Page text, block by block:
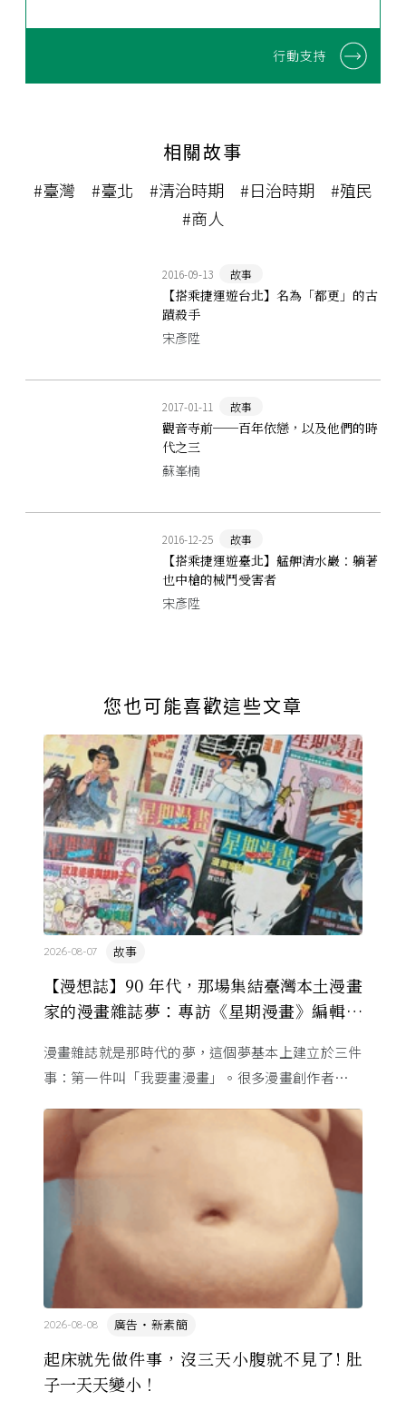
行動支持
相關故事
#臺灣 #臺北 #清治時期 #日治時期
#殖民
#商人
2016-09-13 故事
【搭乘捷運遊台北】名為「都更」的古
蹟殺手
宋彥陞
2017-01-11 故事
觀音寺前──百年依戀，以及他們的時
代之三
蘇峯楠
2016-12-25 故事
【搭乘捷運遊臺北】艋舺清水巖：躺著
也中槍的械鬥受害者
宋彥陞
您也可能喜歡這些文章
【漫想誌】90 年代，那場集結臺灣本土漫畫
家的漫畫雜誌夢：專訪《星期漫畫》編輯黃
故事
2026-08-07
漫畫雜誌就是那時代的夢，這個夢基本上建立於三件
事：第一件叫「我要畫漫畫」。很多漫畫創作者從小
畫畫怎麼活？」
起床就先做件事，沒三天小腹就不見了! 肚
子一天天變小！
廣告・新素簡
2026-08-08